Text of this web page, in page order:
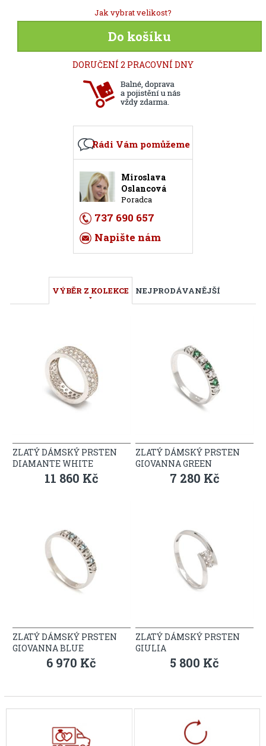
Jak vybrat velikost?
Do košíku
DORUČENÍ 2 PRACOVNÍ DNY
Rádi Vám pomůžeme
Miroslava
Oslancová
Poradca
737 690 657
Napište nám
VÝBĚR Z KOLEKCE NEJPRODÁVANĚJŠÍ
ZLATÝ DÁMSKÝ PRSTEN
DIAMANTE WHITE
11 860 Kč
ZLATÝ DÁMSKÝ PRSTEN
GIOVANNA GREEN
7 280 Kč
ZLATÝ DÁMSKÝ PRSTEN
GIOVANNA BLUE
6 970 Kč
ZLATÝ DÁMSKÝ PRSTEN
GIULIA
5 800 Kč